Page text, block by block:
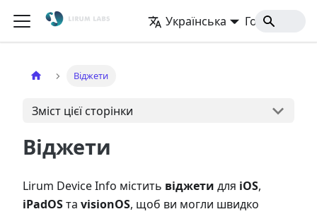
Українська Головна
Віджети
Зміст цієї сторінки
Віджети
Lirum Device Info містить віджети для iOS,
iPadOSта visionOS, щоб ви могли швидко